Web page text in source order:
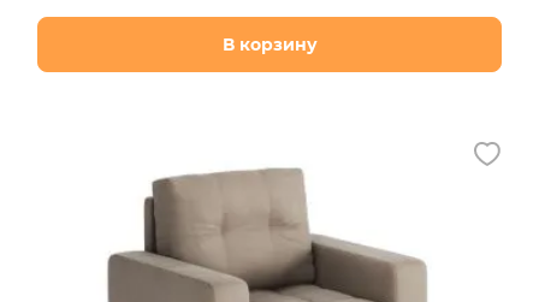
В корзину